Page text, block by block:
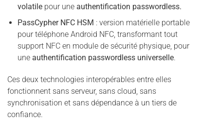
volatile pour une authentification passwordless.
PassCypher NFC HSM : version matérielle portable
pour téléphone Android NFC, transformant tout
support NFC en module de sécurité physique, pour
une authentification passwordless universelle.
Ces deux technologies interopérables entre elles
fonctionnent sans serveur, sans cloud, sans
synchronisation et sans dépendance à un tiers de
confiance.